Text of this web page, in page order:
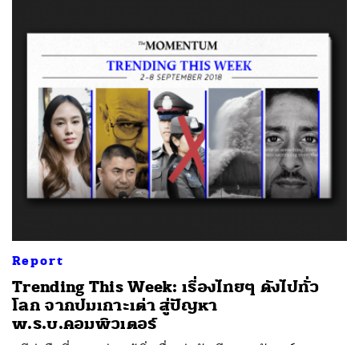
Report
Trending This Week: เรื่องไทยๆ ดังไปทั่ว
โลก จากปมเกาะเต่า สู่ปัญหา
พ.ร.บ.คอมพิวเตอร์